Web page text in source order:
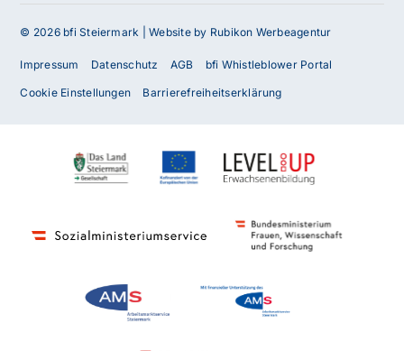
© 2026 bfi Steiermark |Website by Rubikon Werbeagentur
Impressum Datenschutz AGB bfi Whistleblower Portal
Cookie Einstellungen Barrierefreiheitserklärung